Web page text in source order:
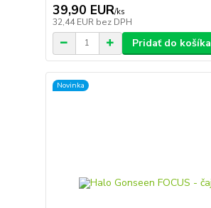
39,90 EUR/ks
32,44 EUR bez DPH
Pridať do košíka
Novinka